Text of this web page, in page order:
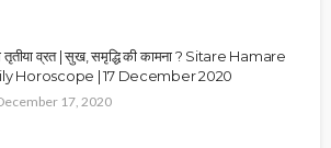
तृतीया व्रत | सुख, समृद्धि की कामना ? Sitare Hamare
Horoscope | 17 December 2020
17, 2020